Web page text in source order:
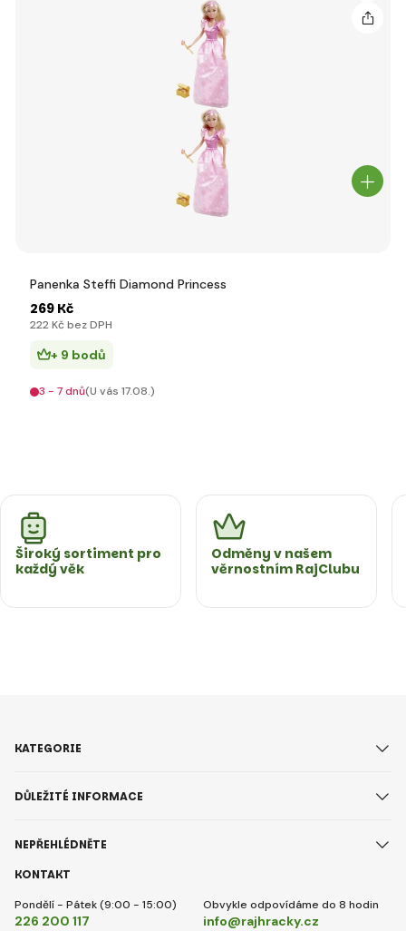
Panenka Steffi Diamond Princess
269 Kč
222 Kč bez DPH
+ 9 bodů
3 - 7 dnů(U vás 17.08.)
Široký sortiment pro
každý věk
Odměny v našem
věrnostním RajClubu
KONTAKT
Pondělí - Pátek (9:00 - 15:00)
226 200 117
Obvykle odpovídáme do 8 hodin
info@rajhracky.cz
KATEGORIE
DŮLEŽITÉ INFORMACE
NEPŘEHLÉDNĚTE